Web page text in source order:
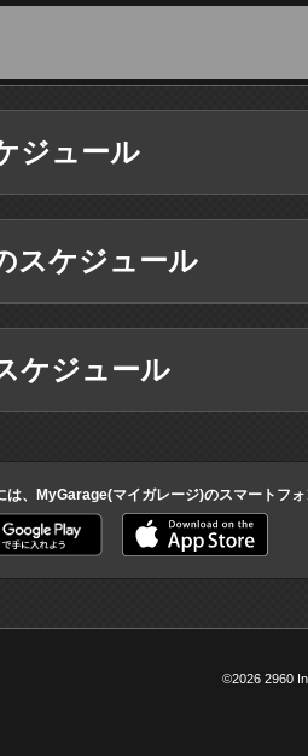
ジュール
スケジュール
ケジュール
は、MyGarage(マイガレージ)のスマートフォ
©2026 2960